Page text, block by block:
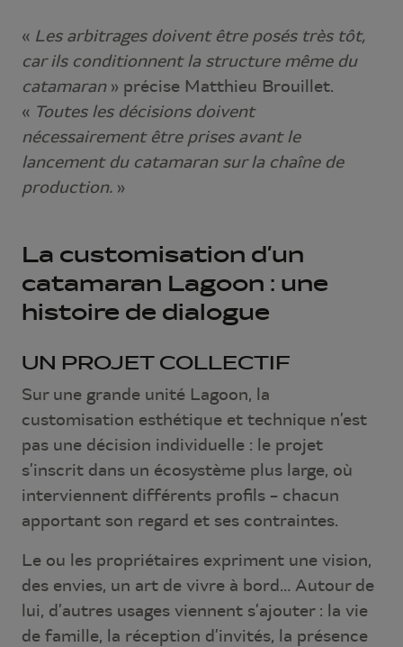
« Les arbitrages doivent être posés très tôt,
car ils conditionnent la structure même du
catamaran » précise Matthieu Brouillet.
« Toutes les décisions doivent
nécessairement être prises avant le
lancement du catamaran sur la chaîne de
production. »
La customisation d’un
catamaran Lagoon : une
histoire de dialogue
UN PROJET COLLECTIF
Sur une grande unité Lagoon, la
customisation esthétique et technique n’est
pas une décision individuelle : le projet
s’inscrit dans un écosystème plus large, où
interviennent différents profils – chacun
apportant son regard et ses contraintes.
Le ou les propriétaires expriment une vision,
des envies, un art de vivre à bord… Autour de
lui, d’autres usages viennent s’ajouter : la vie
de famille, la réception d’invités, la présence